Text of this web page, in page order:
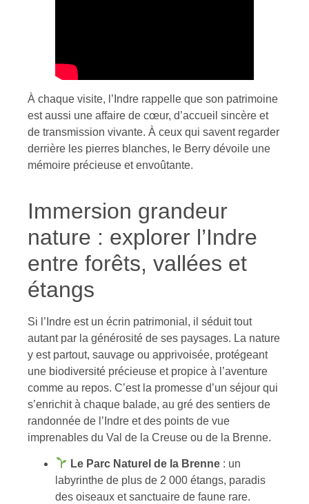
À chaque visite, l’Indre rappelle que son patrimoine
est aussi une affaire de cœur, d’accueil sincère et
de transmission vivante. À ceux qui savent regarder
derrière les pierres blanches, le Berry dévoile une
mémoire précieuse et envoûtante.
Immersion grandeur
nature : explorer l’Indre
entre forêts, vallées et
étangs
Si l’Indre est un écrin patrimonial, il séduit tout
autant par la générosité de ses paysages. La nature
y est partout, sauvage ou apprivoisée, protégeant
une biodiversité précieuse et propice à l’aventure
comme au repos. C’est la promesse d’un séjour qui
s’enrichit à chaque balade, au gré des sentiers de
randonnée de l’Indre et des points de vue
imprenables du Val de la Creuse ou de la Brenne.
Le Parc Naturel de la Brenne : un
labyrinthe de plus de 2 000 étangs, paradis
des oiseaux et sanctuaire de faune rare.